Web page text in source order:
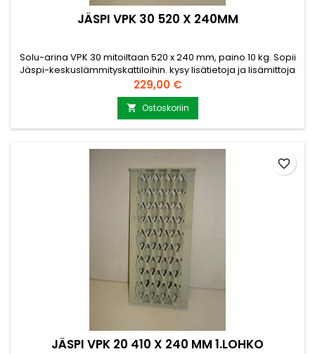
JÄSPI VPK 30 520 X 240MM
Solu-arina VPK 30 mitoiltaan 520 x 240 mm, paino 10 kg. Sopii
Jäspi-keskuslämmityskattiloihin. kysy lisätietoja ja lisämittoja
myynti@puuvirrat.fi
Hinta
229,00 €
 Ostoskoriin
JÄSPI VPK 20 410 X 240 MM 1.LOHKO
favorite_border